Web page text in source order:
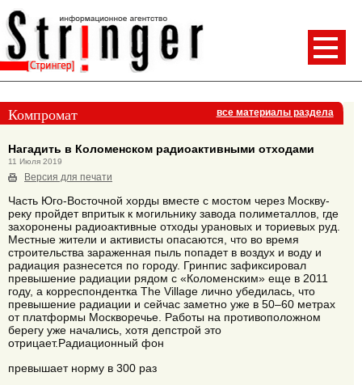
Компромат все материалы раздела
Нагадить в Коломенском радиоактивными отходами
11 Июля 2019
Версия для печати
Часть Юго-Восточной хорды вместе с мостом через Москву-
реку пройдет впритык к могильнику завода полиметаллов, где
захоронены радиоактивные отходы урановых и ториевых руд.
Местные жители и активисты опасаются, что во время
строительства зараженная пыль попадет в воздух и воду и
радиация разнесется по городу. Гринпис зафиксировал
превышение радиации рядом с «Коломенским» еще в 2011
году, а корреспондентка The Village лично убедилась, что
превышение радиации и сейчас заметно уже в 50–60 метрах
от платформы Москворечье. Работы на противоположном
берегу уже начались, хотя депстрой это
отрицает.Радиационный фон
превышает норму в 300 раз